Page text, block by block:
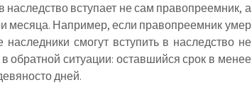
вступает не сам правопреемник, а
месяца. Например, если правопреемник умер
смогут вступить в наследство не
обратной ситуации: оставшийся срок в менее
дней.